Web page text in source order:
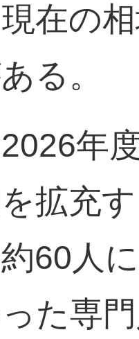
在の
る。
2026年
拡充
60人
た専